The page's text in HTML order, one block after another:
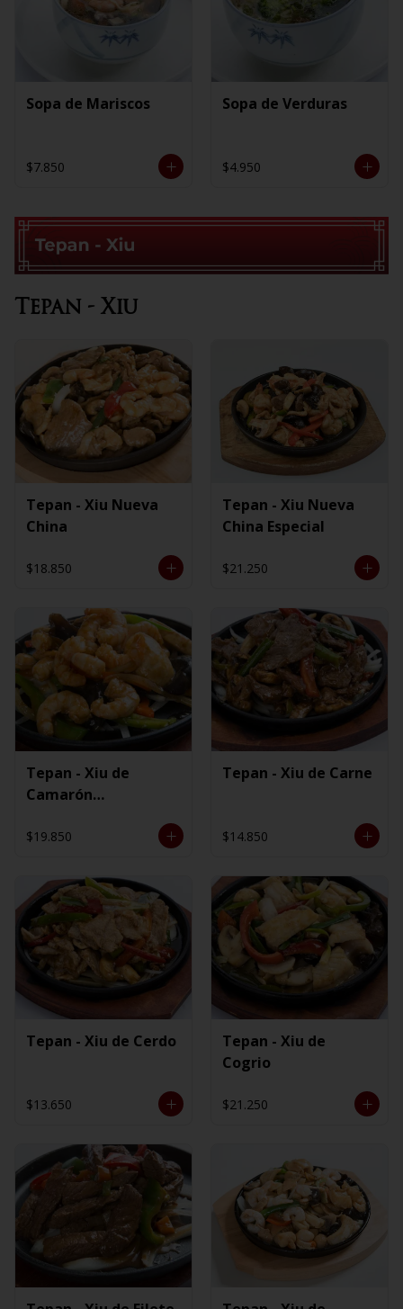
Sopa de Mariscos
$7.850
Sopa de Verduras
$4.950
Tepan - Xiu
Tepan - Xiu Nueva
China
$18.850
Tepan - Xiu Nueva
China Especial
$21.250
Tepan - Xiu de
Camarón
$19.850
Tepan - Xiu de Carne
$14.850
Tepan - Xiu de Cerdo
$13.650
Tepan - Xiu de
Cogrio
$21.250